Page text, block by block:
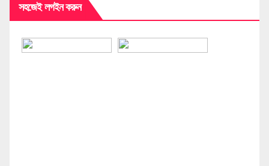
সহজেই লগইন করুন